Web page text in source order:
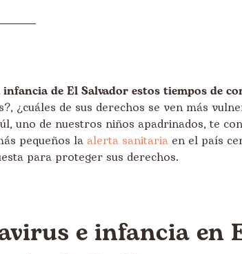
infancia de El Salvador estos tiempos de
¿cuáles de sus derechos se ven más
uno de nuestros niños apadrinados, te
pequeños la alerta sanitaria en el país
para proteger sus derechos.
e infancia en